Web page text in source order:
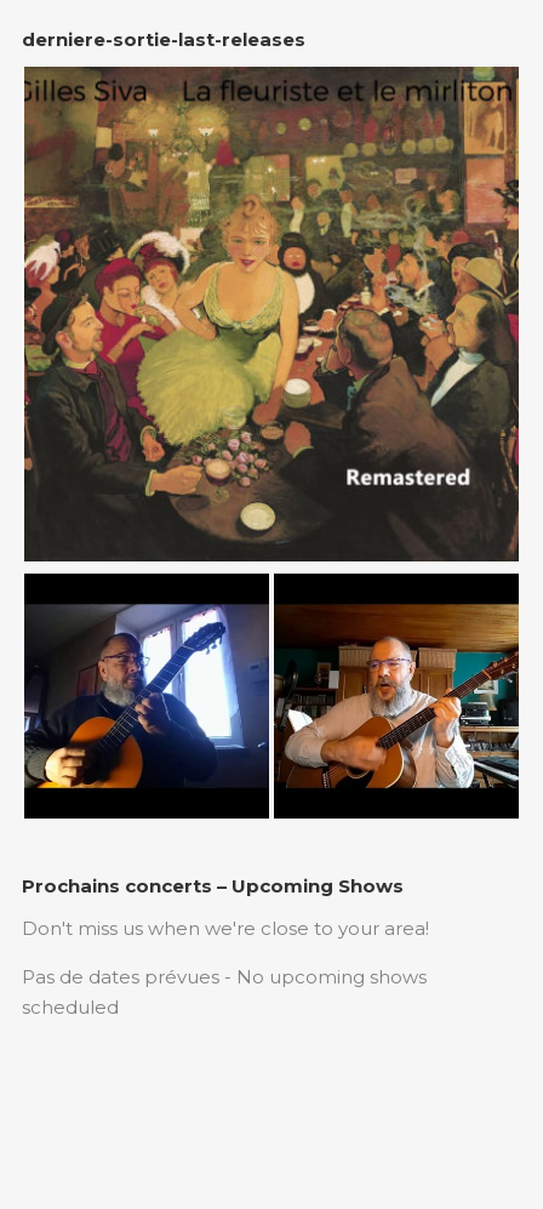
derniere-sortie-last-releases
Prochains concerts – Upcoming Shows
Don't miss us when we're close to your area!
Pas de dates prévues - No upcoming shows
scheduled